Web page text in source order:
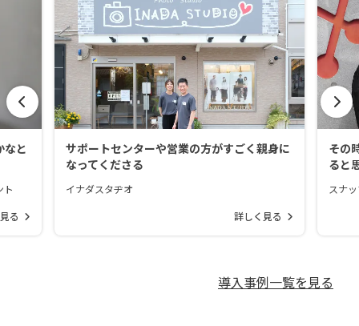
なと
ト
る
サポートセンターや営業の方がすごく親身に
なってくださる
イナダスタヂオ
詳しく見る
その
ると
スナ
導入事例一覧を見る